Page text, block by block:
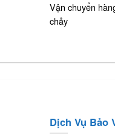
Vận chuyển
chảy
Dịch Vụ Bảo